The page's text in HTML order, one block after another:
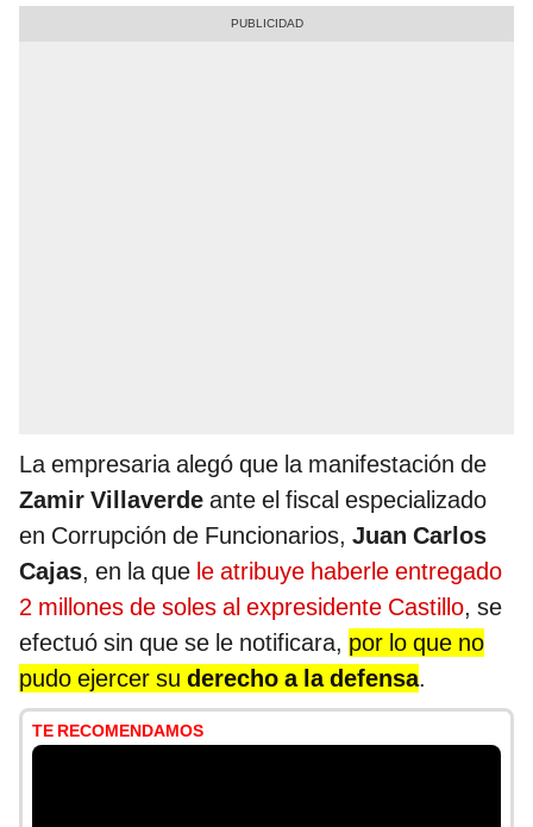
La empresaria alegó que la manifestación de
Zamir Villaverde ante el fiscal especializado
en Corrupción de Funcionarios, Juan Carlos
Cajas, en la que le atribuye haberle entregado
2 millones de soles al expresidente Castillo, se
efectuó sin que se le notificara, por lo que no
pudo ejercer su derecho a la defensa.
TE RECOMENDAMOS